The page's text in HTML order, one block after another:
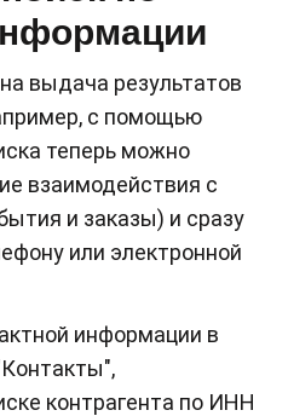
выдача результатов
с помощью
теперь можно
взаимодействия с
и заказы) и сразу
или электронной
информации в
контрагента по ИНН